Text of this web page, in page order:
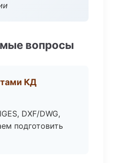
вопросы
КД
DXF/DWG,
подготовить